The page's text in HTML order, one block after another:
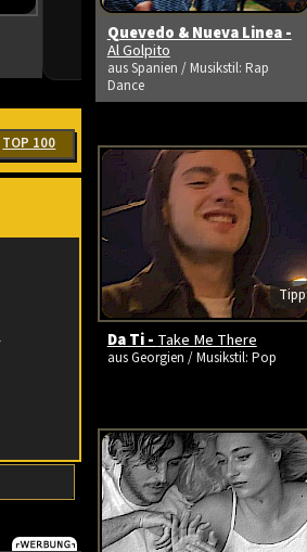
TOP 100
Quevedo & Nueva Linea -
Al Golpito
aus Spanien / Musikstil: Rap
Dance
Tipp
Da Ti - Take Me There
aus Georgien / Musikstil: Pop